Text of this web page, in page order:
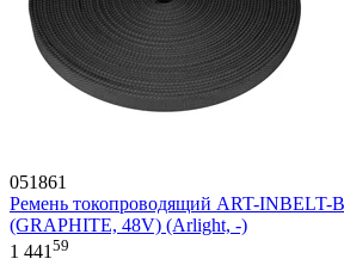
051861
Ремень токопроводящий ART-INBELT-
(GRAPHITE, 48V) (Arlight, -)
1 44159